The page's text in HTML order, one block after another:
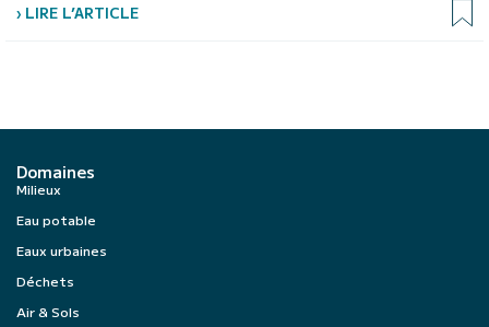
› LIRE L’ARTICLE
Domaines
Milieux
Eau potable
Eaux urbaines
Déchets
Air & Sols